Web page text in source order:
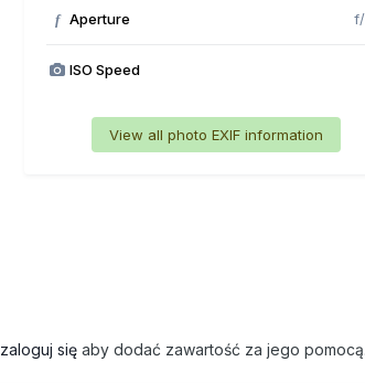
f Aperture
ISO Speed
View all photo EXIF information
zaloguj się aby dodać zawartość za jego pomocą.